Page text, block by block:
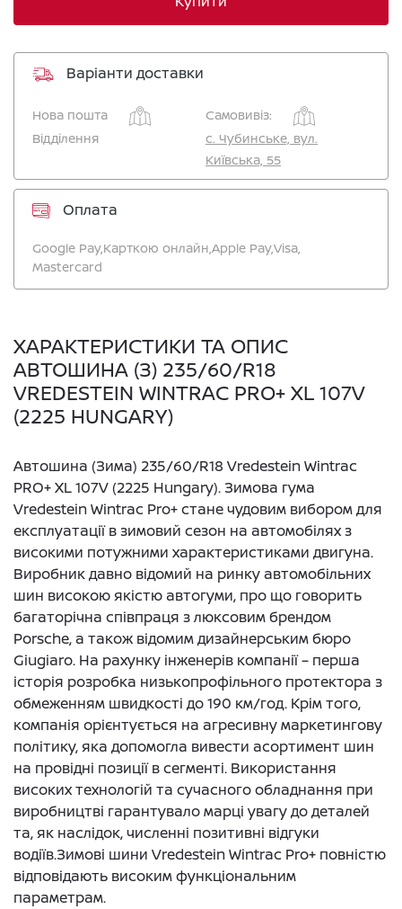
Варіанти доставки
Нова пошта
Самовивіз:
Відділення
c. Чубинське, вул.
Київська, 55
Оплата
Google Pay,Карткою онлайн,Apple Pay,Visa,
Mastercard
ХАРАКТЕРИСТИКИ ТА ОПИС
АВТОШИНА (З) 235/60/R18
VREDESTEIN WINTRAC PRO+ XL 107V
(2225 HUNGARY)
Автошина (Зима) 235/60/R18 Vredestein Wintrac
PRO+ XL 107V (2225 Hungary). Зимова гума
Vredestein Wintrac Pro+ стане чудовим вибором для
експлуатації в зимовий сезон на автомобілях з
високими потужними характеристиками двигуна.
Виробник давно відомий на ринку автомобільних
шин високою якістю автогуми, про що говорить
багаторічна співпраця з люксовим брендом
Porsche, а також відомим дизайнерським бюро
Giugiaro. На рахунку інженерів компанії – перша
історія розробка низькопрофільного протектора з
обмеженням швидкості до 190 км/год. Крім того,
компанія орієнтується на агресивну маркетингову
політику, яка допомогла вивести асортимент шин
на провідні позиції в сегменті. Використання
високих технологій та сучасного обладнання при
виробництві гарантувало марці увагу до деталей
та, як наслідок, численні позитивні відгуки
водіїв.Зимові шини Vredestein Wintrac Pro+ повністю
відповідають високим функціональним
параметрам.